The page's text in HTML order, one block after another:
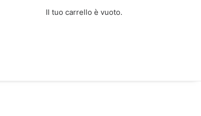
Il tuo carrello è vuoto.